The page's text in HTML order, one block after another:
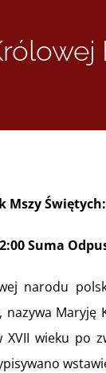
Mszy
Suma
narodu
XVII wieku po